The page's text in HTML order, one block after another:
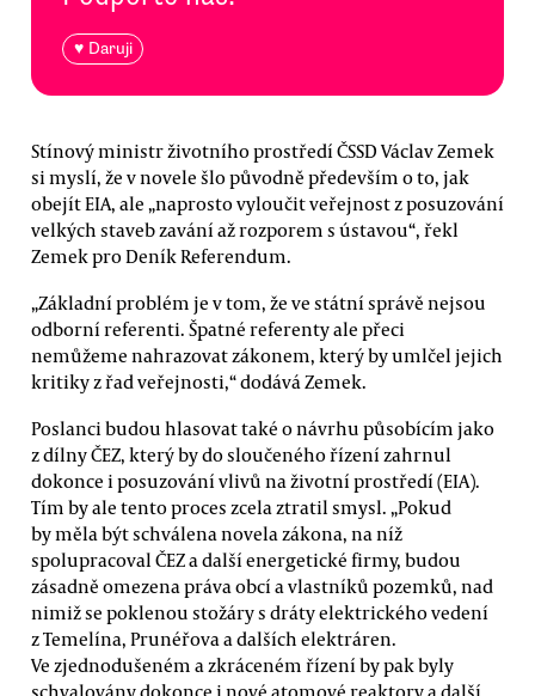
♥ Daruji
Stínový ministr životního prostředí ČSSD Václav Zemek
si myslí, že v novele šlo původně především o to, jak
obejít EIA, ale „naprosto vyloučit veřejnost z posuzování
velkých staveb zavání až rozporem s ústavou“, řekl
Zemek pro Deník Referendum.
„Základní problém je v tom, že ve státní správě nejsou
odborní referenti. Špatné referenty ale přeci
nemůžeme nahrazovat zákonem, který by umlčel jejich
kritiky z řad veřejnosti,“ dodává Zemek.
Poslanci budou hlasovat také o návrhu působícím jako
z dílny ČEZ, který by do sloučeného řízení zahrnul
dokonce i posuzování vlivů na životní prostředí (EIA).
Tím by ale tento proces zcela ztratil smysl. „Pokud
by měla být schválena novela zákona, na níž
spolupracoval ČEZ a další energetické firmy, budou
zásadně omezena práva obcí a vlastníků pozemků, nad
nimiž se poklenou stožáry s dráty elektrického vedení
z Temelína, Prunéřova a dalších elektráren.
Ve zjednodušeném a zkráceném řízení by pak byly